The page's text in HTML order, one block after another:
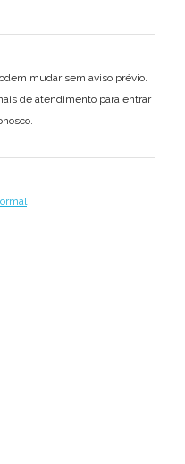
mudar sem aviso prévio.
de atendimento para entrar